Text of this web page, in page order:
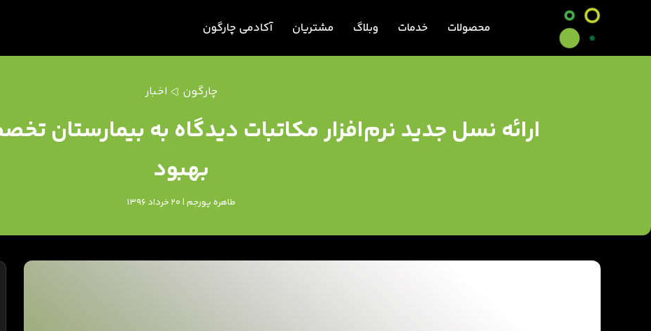
محصولات خدمات وبلاگ مشتریان آکادمی چارگون
چارگون اخبار
ارائه نسل جدید نرم‌افزار مکاتبات دیدگاه به
بهبود
طاهره پورجم | 20 خرداد 1396